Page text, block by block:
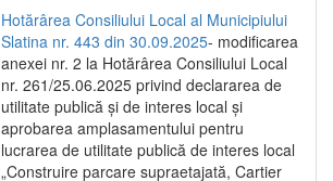
Hotărârea Consiliului Local al Municipiului
Slatina nr. 443 din 30.09.2025- modificarea
anexei nr. 2 la Hotărârea Consiliului Local
nr. 261/25.06.2025 privind declararea de
utilitate publică şi de interes local şi
aprobarea amplasamentului pentru
lucrarea de utilitate publică de interes local
„Construire parcare supraetajată, Cartier